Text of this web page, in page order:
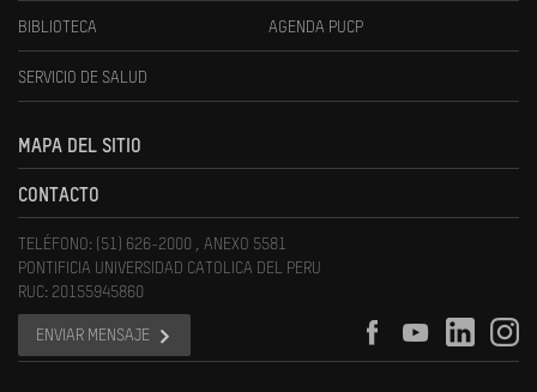
BIBLIOTECA AGENDA PUCP
SERVICIO DE SALUD
MAPA DEL SITIO
CONTACTO
TELÉFONO: (51) 626-2000 , ANEXO 5581
PONTIFICIA UNIVERSIDAD CATOLICA DEL PERU
RUC: 20155945860
ENVIAR MENSAJE